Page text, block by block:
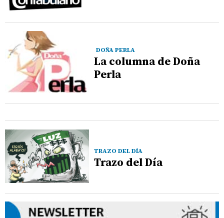
DOÑA PERLA
La columna de Doña
Perla
TRAZO DEL DÍA
Trazo del Día